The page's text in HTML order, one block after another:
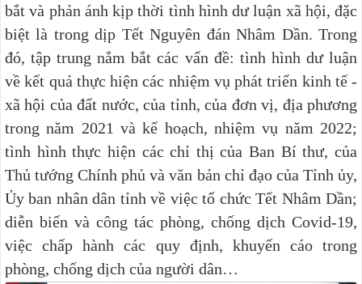
bắt và phản ánh kịp thời tình hình dư luận xã hội, đặc
biệt là trong dịp Tết Nguyên đán Nhâm Dần. Trong
đó, tập trung nắm bắt các vấn đề: tình hình dư luận
về kết quả thực hiện các nhiệm vụ phát triển kinh tế -
xã hội của đất nước, của tỉnh, của đơn vị, địa phương
trong năm 2021 và kế hoạch, nhiệm vụ năm 2022;
tình hình thực hiện các chỉ thị của Ban Bí thư, của
Thủ tướng Chính phủ và văn bản chỉ đạo của Tỉnh ủy,
Ủy ban nhân dân tỉnh về việc tổ chức Tết Nhâm Dần;
diễn biến và công tác phòng, chống dịch Covid-19,
việc chấp hành các quy định, khuyến cáo trong
phòng, chống dịch của người dân…